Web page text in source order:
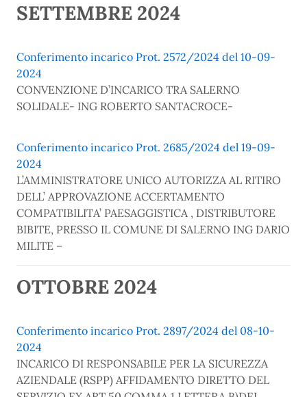
SETTEMBRE 2024
Conferimento incarico Prot. 2572/2024 del 10-09-
2024
CONVENZIONE D’INCARICO TRA SALERNO
SOLIDALE- ING ROBERTO SANTACROCE-
Conferimento incarico Prot. 2685/2024 del 19-09-
2024
L’AMMINISTRATORE UNICO AUTORIZZA AL RITIRO
DELL’ APPROVAZIONE ACCERTAMENTO
COMPATIBILITA’ PAESAGGISTICA , DISTRIBUTORE
BIBITE, PRESSO IL COMUNE DI SALERNO ING DARIO
MILITE –
OTTOBRE 2024
Conferimento incarico Prot. 2897/2024 del 08-10-
2024
INCARICO DI RESPONSABILE PER LA SICUREZZA
AZIENDALE (RSPP) AFFIDAMENTO DIRETTO DEL